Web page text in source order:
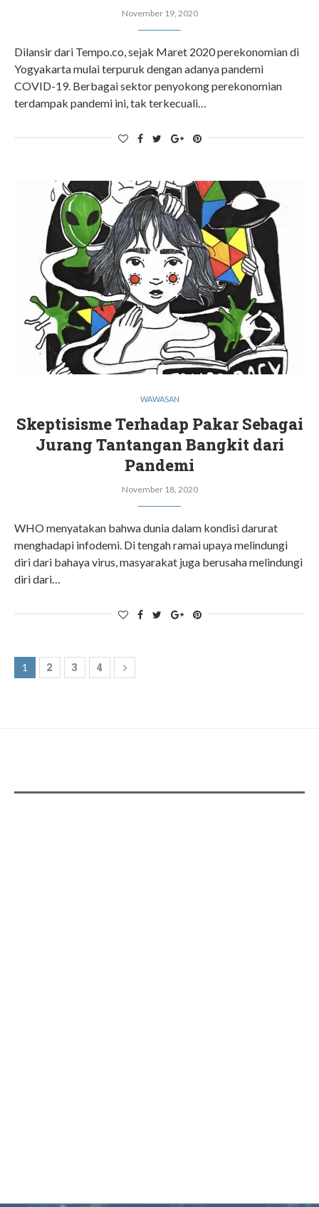
November 19, 2020
Dilansir dari Tempo.co, sejak Maret 2020 perekonomian di
Yogyakarta mulai terpuruk dengan adanya pandemi
COVID-19. Berbagai sektor penyokong perekonomian
terdampak pandemi ini, tak terkecuali…
WAWASAN
Skeptisisme Terhadap Pakar Sebagai
Jurang Tantangan Bangkit dari
Pandemi
November 18, 2020
WHO menyatakan bahwa dunia dalam kondisi darurat
menghadapi infodemi. Di tengah ramai upaya melindungi
diri dari bahaya virus, masyarakat juga berusaha melindungi
diri dari…
1 2 3 4